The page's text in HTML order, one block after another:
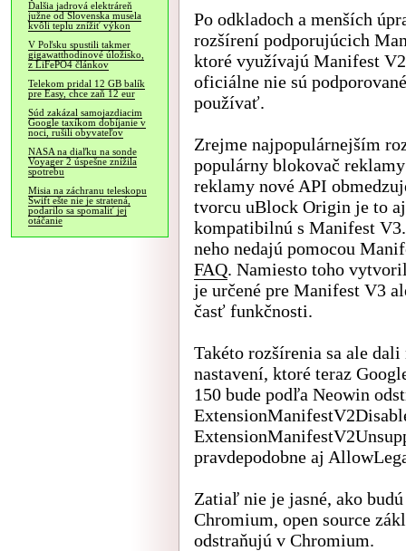
Ďalšia jadrová elektráreň
južne od Slovenska musela
kvôli teplu znížiť výkon
V Poľsku spustili takmer
gigawatthodinové úložisko,
z LiFePO4 článkov
Telekom pridal 12 GB balík
pre Easy, chce zaň 12 eur
Súd zakázal samojazdiacim
Google taxíkom dobíjanie v
noci, rušili obyvateľov
NASA na diaľku na sonde
Voyager 2 úspešne znížila
spotrebu
Misia na záchranu teleskopu
Swift ešte nie je stratená,
podarilo sa spomaliť jej
otáčanie
Po odkladoch a menších
rozšírení podporujúcich
ktoré využívajú Manifest
oficiálne nie sú
používať.
Zrejme najpopulárnejším
populárny blokovač
reklamy nové API
tvorcu uBlock Origin je to
kompatibilnú s Manifest
neho nedajú pomocou
FAQ. Namiesto toho
je určené pre Manifest V3
časť funkčnosti.
Takéto rozšírenia sa ale
nastavení, ktoré teraz
150 bude podľa Neowin
pravdepodobne aj
Zatiaľ nie je jasné, ako
Chromium, open source
odstraňujú v Chromium.